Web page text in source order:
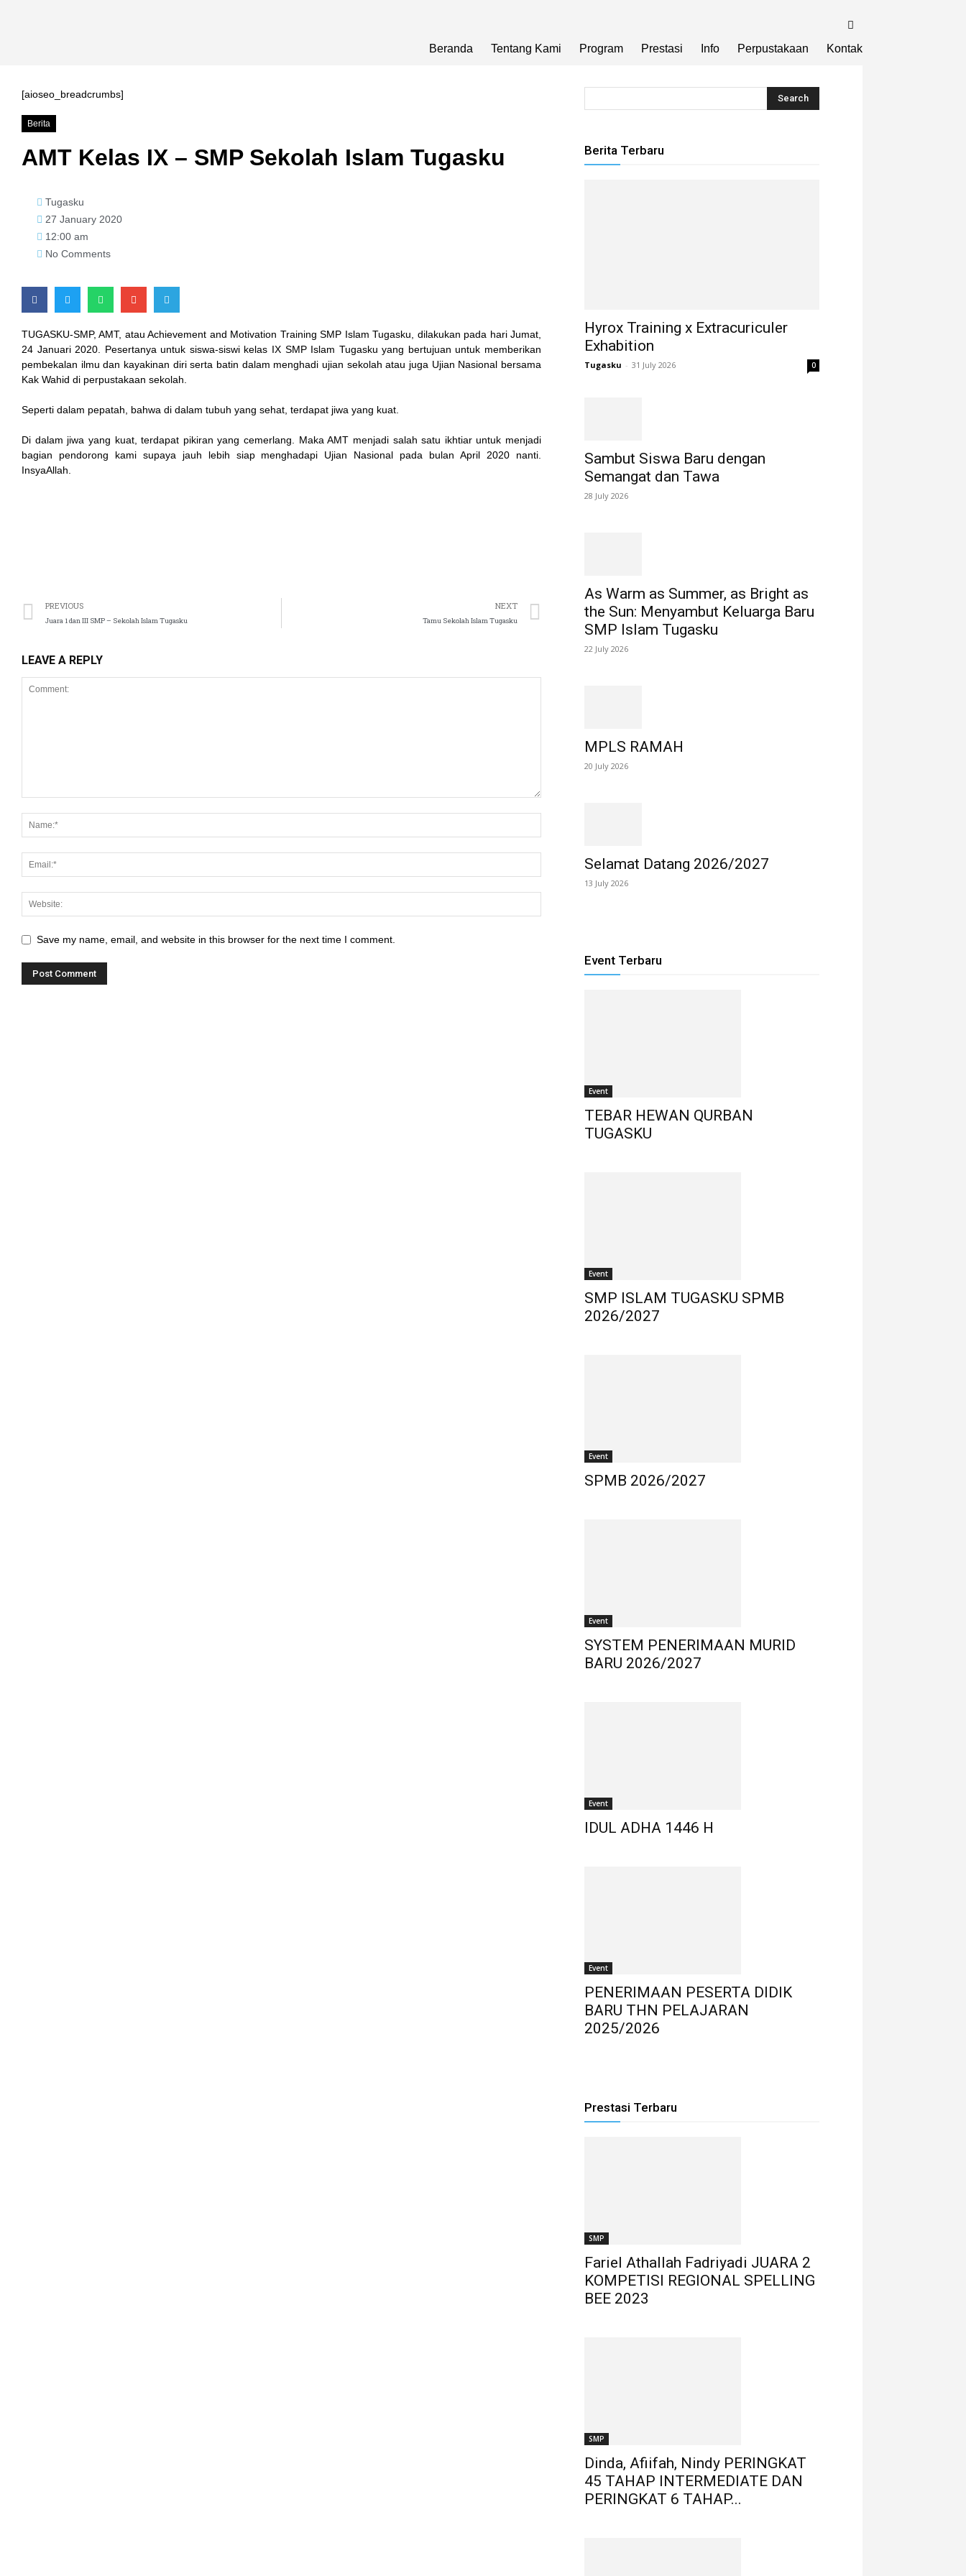
Beranda Tentang Kami Program Prestasi Info Perpustakaan Kontak
[aioseo_breadcrumbs]
Berita
AMT Kelas IX – SMP Sekolah Islam Tugasku
Tugasku
27 January 2020
12:00 am
No Comments
TUGASKU-SMP, AMT, atau Achievement and Motivation Training SMP Islam Tugasku, dilakukan pada hari Jumat,
24 Januari 2020. Pesertanya untuk siswa-siswi kelas IX SMP Islam Tugasku yang bertujuan untuk memberikan
pembekalan ilmu dan kayakinan diri serta batin dalam menghadi ujian sekolah atau juga Ujian Nasional bersama
Kak Wahid di perpustakaan sekolah.
Seperti dalam pepatah, bahwa di dalam tubuh yang sehat, terdapat jiwa yang kuat.
Di dalam jiwa yang kuat, terdapat pikiran yang cemerlang. Maka AMT menjadi salah satu ikhtiar untuk menjadi
bagian pendorong kami supaya jauh lebih siap menghadapi Ujian Nasional pada bulan April 2020 nanti.
InsyaAllah.
PREVIOUS
Juara 1 dan III SMP – Sekolah Islam Tugasku
NEXT
Tamu Sekolah Islam Tugasku
LEAVE A REPLY
Save my name, email, and website in this browser for the next time I comment.
Berita Terbaru
Hyrox Training x Extracuriculer
Exhabition
Tugasku - 31 July 2026 0
Sambut Siswa Baru dengan
Semangat dan Tawa
28 July 2026
As Warm as Summer, as Bright as
the Sun: Menyambut Keluarga Baru
SMP Islam Tugasku
22 July 2026
MPLS RAMAH
20 July 2026
Selamat Datang 2026/2027
13 July 2026
Event Terbaru
Event
TEBAR HEWAN QURBAN
TUGASKU
Event
SMP ISLAM TUGASKU SPMB
2026/2027
Event
SPMB 2026/2027
Event
SYSTEM PENERIMAAN MURID
BARU 2026/2027
Event
IDUL ADHA 1446 H
Event
PENERIMAAN PESERTA DIDIK
BARU THN PELAJARAN
2025/2026
Prestasi Terbaru
SMP
Fariel Athallah Fadriyadi JUARA 2
KOMPETISI REGIONAL SPELLING
BEE 2023
SMP
Dinda, Afiifah, Nindy PERINGKAT
45 TAHAP INTERMEDIATE DAN
PERINGKAT 6 TAHAP...